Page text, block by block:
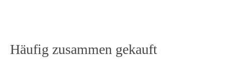
Häufig zusammen gekauft